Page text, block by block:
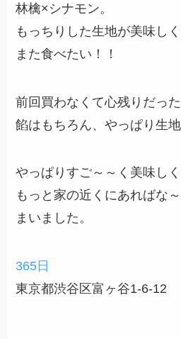
林檎×シナモン。
もっちりした生地が美味し
また食べたい！！
前回買わなくて心残りだった
餡はもちろん、やっぱり生
やっぱりすご～～く美味し
もっと家の近くにあればな
まいました。
365日
東京都渋谷区富ヶ谷1-6-12